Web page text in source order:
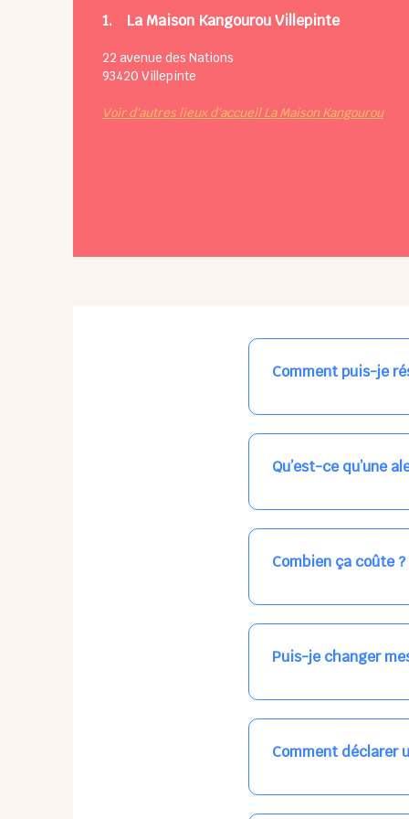
1. La Maison Kangourou Villepinte
22 avenue des Nations
93420 Villepinte
Voir d'autres lieux d'accueil La Maison Kangourou
Comment puis-je
Nos places libres au
qui vous intéresse,
Qu’est-ce qu’une
Vous avez besoin
les places disponibles
Combien ça coûte ?
Votre accueil est
habituel. N'hésitez
Puis-je changer
Dans votre profil
email, par SMS, par
Comment déclarer
Signalez une absence
ou